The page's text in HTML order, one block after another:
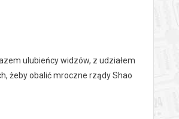
ulubieńcy widzów, z udziałem
żeby obalić mroczne rządy Shao